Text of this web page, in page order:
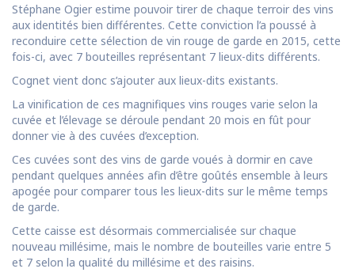
Stéphane Ogier estime pouvoir tirer de chaque terroir des vins
aux identités bien différentes. Cette conviction l’a poussé à
reconduire cette sélection de vin rouge de garde en 2015, cette
fois-ci, avec 7 bouteilles représentant 7 lieux-dits différents.
Cognet vient donc s’ajouter aux lieux-dits existants.
La vinification de ces magnifiques vins rouges varie selon la
cuvée et l’élevage se déroule pendant 20 mois en fût pour
donner vie à des cuvées d’exception.
Ces cuvées sont des vins de garde voués à dormir en cave
pendant quelques années afin d’être goûtés ensemble à leurs
apogée pour comparer tous les lieux-dits sur le même temps
de garde.
Cette caisse est désormais commercialisée sur chaque
nouveau millésime, mais le nombre de bouteilles varie entre 5
et 7 selon la qualité du millésime et des raisins.